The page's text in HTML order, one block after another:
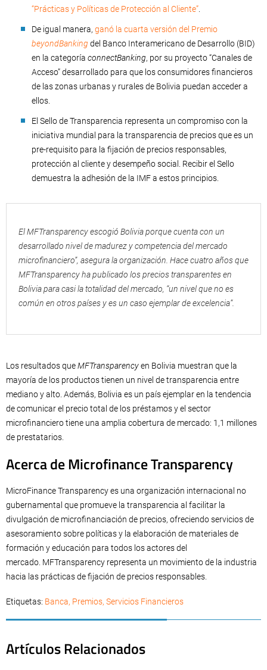
“Prácticas y Políticas de Protección al Cliente”
De igual manera, ganó la cuarta versión del Premio
beyondBanking del Banco Interamericano de Desarrollo (BID)
en la categoría connectBanking, por su proyecto “Canales de
Acceso” desarrollado para que los consumidores financieros
de las zonas urbanas y rurales de Bolivia puedan acceder a
ellos.
El Sello de Transparencia representa un compromiso con la
iniciativa mundial para la transparencia de precios que es un
pre-requisito para la fijación de precios responsables,
protección al cliente y desempeño social. Recibir el Sello
demuestra la adhesión de la IMF a estos principios.
ElMFTransparencyescogió Bolivia porque cuenta con un
desarrollado nivel de madurez y competencia del mercado
microfinanciero”, asegura la organización. Hace cuatro años que
MFTransparencyha publicado los precios transparentes en
Bolivia para casi la totalidad del mercado, “un nivel que no es
común en otros países y es un caso ejemplar de excelencia”.
Los resultados queMFTransparencyen Bolivia muestran que la
mayoría de los productos tienen un nivel de transparencia entre
mediano y alto. Además, Bolivia es un país ejemplar en la tendencia
de comunicar el precio total de los préstamos y el sector
microfinanciero tiene una amplia cobertura de mercado: 1,1 millones
de prestatarios.
Acerca de Microfinance Transparency
MicroFinance Transparency es una organización internacional no
gubernamental que promueve la transparencia al facilitar la
divulgación de microfinanciación de precios, ofreciendo servicios de
asesoramiento sobre políticas y la elaboración de materiales de
formación y educación para todos los actores del
mercado. MFTransparency representa un movimiento de la industria
hacia las prácticas de fijación de precios responsables.
Etiquetas: Banca, Premios, Servicios Financieros
Artículos Relacionados